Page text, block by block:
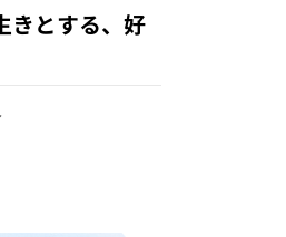
きとする、好